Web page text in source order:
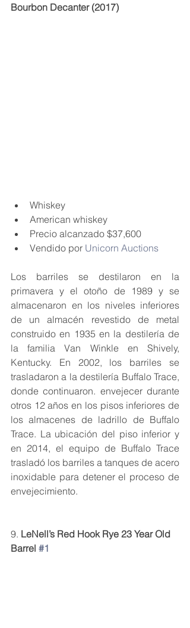
Bourbon Decanter (2017)
Whiskey
American whiskey
Precio alcanzado $37,600
Vendido por Unicorn Auctions
Los barriles se destilaron en la
primavera y el otoño de 1989 y se
almacenaron en los niveles inferiores
de un almacén revestido de metal
construido en 1935 en la destilería de
la familia Van Winkle en Shively,
Kentucky. En 2002, los barriles se
trasladaron a la destilería Buffalo Trace,
donde continuaron. envejecer durante
otros 12 años en los pisos inferiores de
los almacenes de ladrillo de Buffalo
Trace. La ubicación del piso inferior y
en 2014, el equipo de Buffalo Trace
trasladó los barriles a tanques de acero
inoxidable para detener el proceso de
envejecimiento.
9. LeNell’s Red Hook Rye 23 Year Old
Barrel #1